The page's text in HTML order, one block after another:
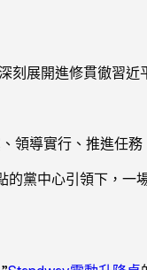
展開進修貫徹習近
領導實行、推進任
的黨中心引領下，